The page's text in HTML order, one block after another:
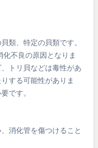
類、特定の貝類です。
不良の原因となりま
トリ貝などは毒性があ
する可能性がありま
です。
消化管を傷つけること